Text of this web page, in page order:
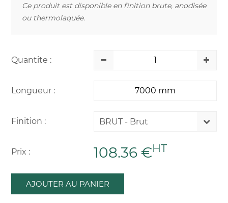
Ce produit est disponible en finition brute, anodisée
ou thermolaquée.
Quantite :
Longueur :
Finition : BRUT - Brut
Prix : 108.36 €HT
AJOUTER AU PANIER